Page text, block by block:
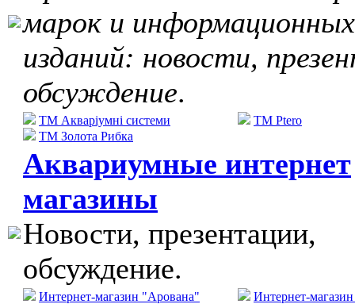
марок и информационных
изданий: новости,
обсуждение.
ТМ Акваріумні системи
ТМ Золота Рибка
TM Ptero
Аквариумные интернет
магазины
Новости, презентации,
обсуждение.
Интернет-магазин "Арована"
Интернет-